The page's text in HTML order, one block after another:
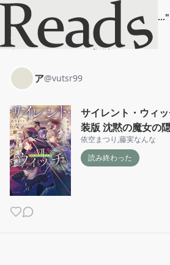
ア"サイレント・ウィッチ VII..."
ホーム ア 投稿
ア@vutsr99
サイレント・ウィ
装版 沈黙の魔女の
依空まつり ,藤実なんな
読み終わった